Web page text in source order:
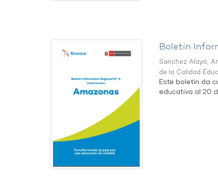
Boletín
Sanchez Alayo,
de la Calidad
Este boletín da
educativa al 20